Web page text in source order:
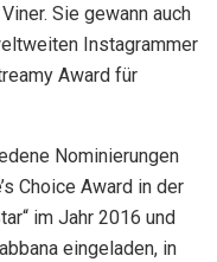
Sie gewann auch
Instagrammer
Award für
Nominierungen
Choice Award in der
im Jahr 2016 und
eingeladen, in